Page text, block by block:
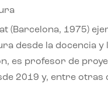
(Barcelona, 1975)
desde la docencia y
es profesor de
2019 y, entre otras